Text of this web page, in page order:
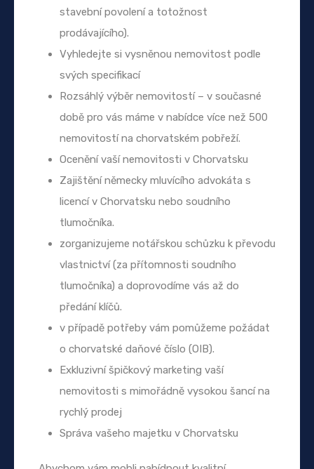
stavební povolení a totožnost
prodávajícího).
Vyhledejte si vysněnou nemovitost podle
svých specifikací
Rozsáhlý výběr nemovitostí – v současné
době pro vás máme v nabídce více než 500
nemovitostí na chorvatském pobřeží.
Ocenění vaší nemovitosti v Chorvatsku
Zajištění německy mluvícího advokáta s
licencí v Chorvatsku nebo soudního
tlumočníka.
zorganizujeme notářskou schůzku k převodu
vlastnictví (za přítomnosti soudního
tlumočníka) a doprovodíme vás až do
předání klíčů.
v případě potřeby vám pomůžeme požádat
o chorvatské daňové číslo (OIB).
Exkluzivní špičkový marketing vaší
nemovitosti s mimořádně vysokou šancí na
rychlý prodej
Správa vašeho majetku v Chorvatsku